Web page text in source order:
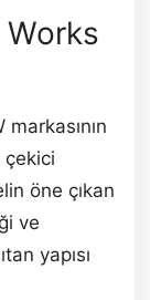
markasının
çekici
öne çıkan
ve
yapısı